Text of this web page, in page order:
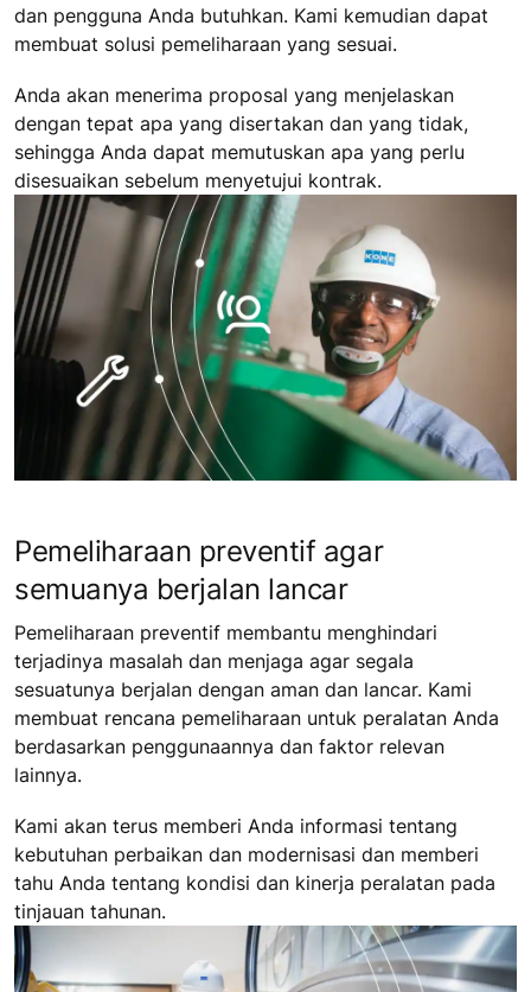
dan pengguna Anda butuhkan. Kami kemudian dapat
membuat solusi pemeliharaan yang sesuai.
Anda akan menerima proposal yang menjelaskan
dengan tepat apa yang disertakan dan yang tidak,
sehingga Anda dapat memutuskan apa yang perlu
disesuaikan sebelum menyetujui kontrak.
Pemeliharaan preventif agar
semuanya berjalan lancar
Pemeliharaan preventif membantu menghindari
terjadinya masalah dan menjaga agar segala
sesuatunya berjalan dengan aman dan lancar. Kami
membuat rencana pemeliharaan untuk peralatan Anda
berdasarkan penggunaannya dan faktor relevan
lainnya.
Kami akan terus memberi Anda informasi tentang
kebutuhan perbaikan dan modernisasi dan memberi
tahu Anda tentang kondisi dan kinerja peralatan pada
tinjauan tahunan.